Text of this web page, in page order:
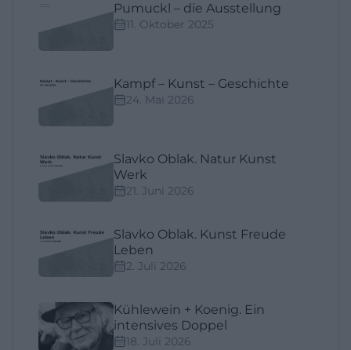
Pumuckl – die Ausstellung
11. Oktober 2025
Kampf – Kunst – Geschichte
24. Mai 2026
Slavko Oblak. Natur Kunst
Werk
21. Juni 2026
Slavko Oblak. Kunst Freude
Leben
2. Juli 2026
Kühlewein + Koenig. Ein
intensives Doppel
18. Juli 2026